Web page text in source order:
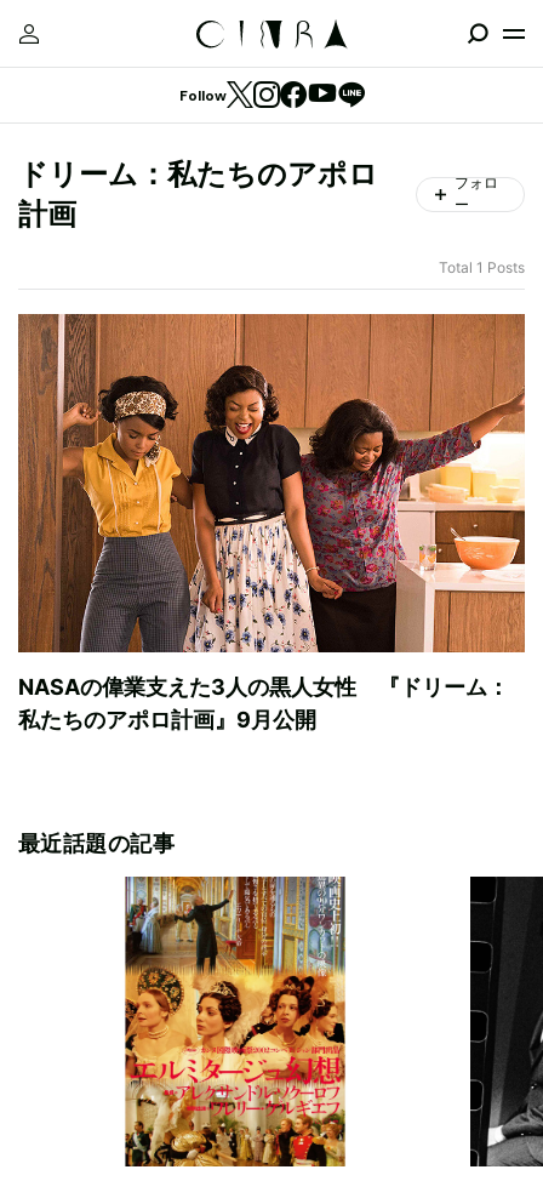
Follow
ドリーム：私たちのアポロ
計画
フォロ
ー
Total 1 Posts
NASAの偉業支えた3人の黒人女性 『ドリーム：
私たちのアポロ計画』9月公開
最近話題の記事